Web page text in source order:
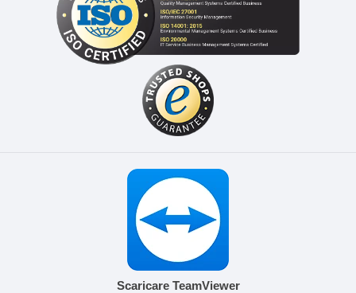
Scaricare TeamViewer